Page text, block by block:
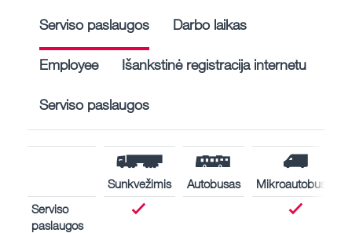
Serviso paslaugos Darbo laikas
Employee Išankstinė registracija internetu
Serviso paslaugos
Sunkvežimis Autobusas
Mikroautobusas
Serviso
paslaugos